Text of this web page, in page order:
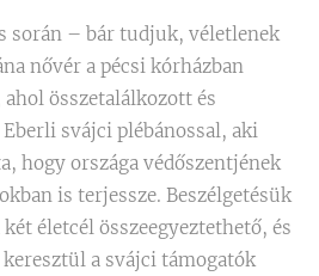
során – bár tudjuk, véletlenek
nővér a pécsi kórházban
összetalálkozott és
svájci plébánossal, aki
hogy országa védőszentjének
is terjessze. Beszélgetésük
életcél összeegyeztethető, és
a svájci támogatók